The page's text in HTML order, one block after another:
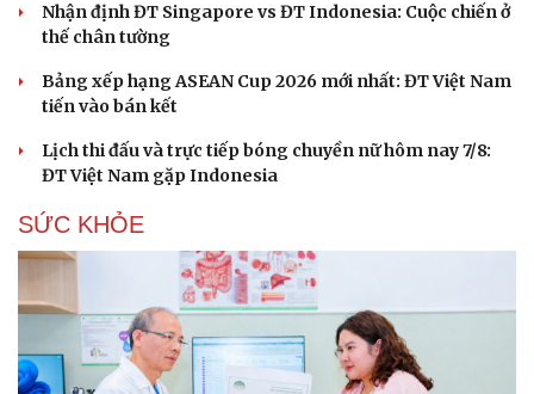
Nhận định ĐT Singapore vs ĐT Indonesia: Cuộc chiến ở
thế chân tường
Bảng xếp hạng ASEAN Cup 2026 mới nhất: ĐT Việt Nam
tiến vào bán kết
Lịch thi đấu và trực tiếp bóng chuyền nữ hôm nay 7/8:
ĐT Việt Nam gặp Indonesia
SỨC KHỎE